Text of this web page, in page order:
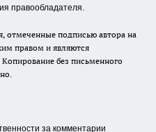
правообладателя.
отмеченные подписью автора на
правом и являются
без письменного
за комментарии